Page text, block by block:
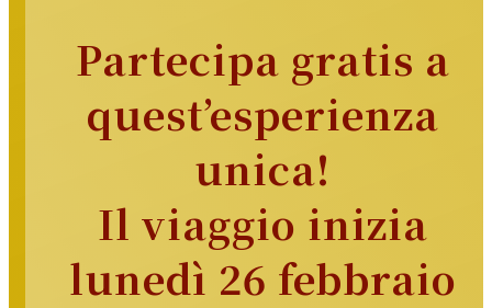
Partecipa gratis a
quest’esperienza
unica!
Il viaggio inizia
lunedì 26 febbraio